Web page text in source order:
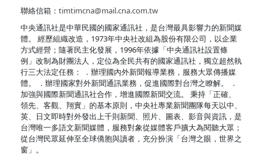
聯絡信箱： timtimcna@mail.cna.com.tw
中央通訊社是中華民國的國家通訊社，是台灣最具影響力的新聞媒
體。 經歷組織改造，1973年中央社改組為股份有限公司，以企業
方式經營；隨著民主化發展，1996年依據「中央通訊社設置條
例」改制為財團法人，定位為全民共有的國家通訊社，獨立超然執
行三大法定任務： ．辦理國內外新聞報導業務，服務大眾傳播媒
體。 ．辦理國家對外新聞通訊業務，促進國際對台灣之瞭解。 ．
加強與國際新聞通訊社合作，增進國際新聞交流。 秉持「正確、
領先、客觀、翔實」的基本原則，中央社專業新聞團隊每天以中、
英、日文即時對外發出上千則新聞、照片、圖表、影音與資訊，是
台灣唯一多語文新聞媒體，服務對象從媒體客戶擴大為閱聽大眾；
從台灣民眾延伸至全球僑胞與讀者，充分扮演「台灣之眼，世界之
窗」。